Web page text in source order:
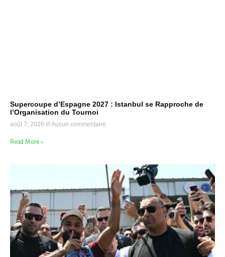
Supercoupe d’Espagne 2027 : Istanbul se Rapproche de
l’Organisation du Tournoi
août 7, 2026 Aucun commentaire
Read More »